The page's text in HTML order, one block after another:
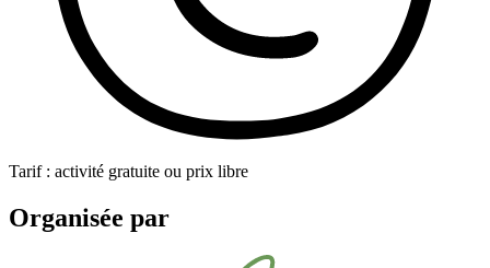
Tarif : activité gratuite ou prix libre
Organisée par